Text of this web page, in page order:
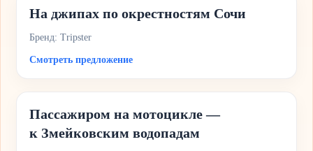
На джипах по окрестностям Сочи
Бренд: Tripster
Смотреть предложение
Пассажиром на мотоцикле —
к Змейковским водопадам